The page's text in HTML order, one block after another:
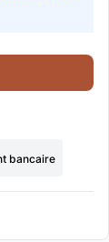
bancaire